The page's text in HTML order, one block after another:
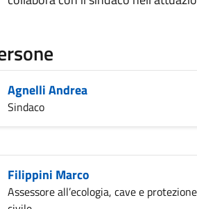
Agnelli Andrea
Sindaco
Filippini Marco
Assessore all’ecologia, cave e protezione